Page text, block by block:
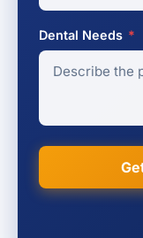
Dental Needs *